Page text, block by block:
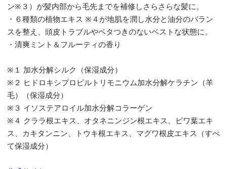
ン※３）が髪内部から毛先までを補修しさらさらな髪に。
・６種類の植物エキス ※４が地肌を潤し水分と油分のバラン
スを整え、頭皮トラブルやベタつきのないベストな状態に。
・清爽ミント＆フルーティの香り
※１ 加水分解シルク（保湿成分）
※２ ヒドロキシプロピルトリモニウム加水分解ケラチン（羊
毛）（保湿成分）
※３ イソステアロイル加水分解コラーゲン
※４ クララ根エキス、オタネニンジン根エキス、ビワ葉エキ
ス、カキタンニン、トウキ根エキス、マグワ根皮エキス（すべ
て保湿成分）